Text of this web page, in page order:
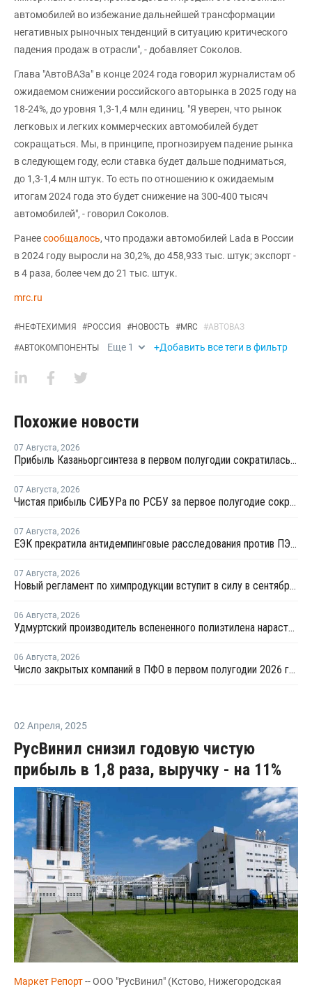
автомобилей во избежание дальнейшей трансформации
негативных рыночных тенденций в ситуацию критического
падения продаж в отрасли", - добавляет Соколов.
Глава "АвтоВАЗа" в конце 2024 года говорил журналистам об
ожидаемом снижении российского авторынка в 2025 году на
18-24%, до уровня 1,3-1,4 млн единиц. "Я уверен, что рынок
легковых и легких коммерческих автомобилей будет
сокращаться. Мы, в принципе, прогнозируем падение рынка
в следующем году, если ставка будет дальше подниматься,
до 1,3-1,4 млн штук. То есть по отношению к ожидаемым
итогам 2024 года это будет снижение на 300-400 тысяч
автомобилей", - говорил Соколов.
Ранеесообщалось, что продажи автомобилей Lada в России
в 2024 году выросли на 30,2%, до 458,933 тыс. штук; экспорт -
в 4 раза, более чем до 21 тыс. штук.
mrc.ru
#НЕФТЕХИМИЯ #РОССИЯ #НОВОСТЬ #MRC #АВТОВАЗ
#АВТОКОМПОНЕНТЫ Еще 1 +Добавить все теги в фильтр
Похожие новости
07 Августа, 2026
Прибыль Казаньоргсинтеза в первом полугодии сократилась более чем в 2 раза
07 Августа, 2026
Чистая прибыль СИБУРа по РСБУ за первое полугодие сократилась в 3,6 раза
07 Августа, 2026
ЕЭК прекратила антидемпинговые расследования против ПЭ и ПП из Азербайджана и Туркменистана
07 Августа, 2026
Новый регламент по химпродукции вступит в силу в сентябре 2027 года
06 Августа, 2026
Удмуртский производитель вспененного полиэтилена нарастит выпуск на 15%
06 Августа, 2026
Число закрытых компаний в ПФО в первом полугодии 2026 года вдвое превысило число новых
02 Апреля, 2025
РусВинил снизил годовую чистую
прибыль в 1,8 раза, выручку - на 11%
Маркет Репорт-- ООО "РусВинил" (Кстово, Нижегородская